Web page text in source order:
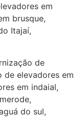
em
brusque,
Itajaí,
de
de elevadores em
em indaial,
do sul,